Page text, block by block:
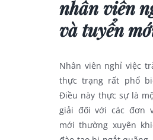
nhân viên
và tuyển
Nhân viên nghỉ việc
thực trạng rất phổ
Điều này thực sự là
giải đối với các đơn
mới thường xuyên